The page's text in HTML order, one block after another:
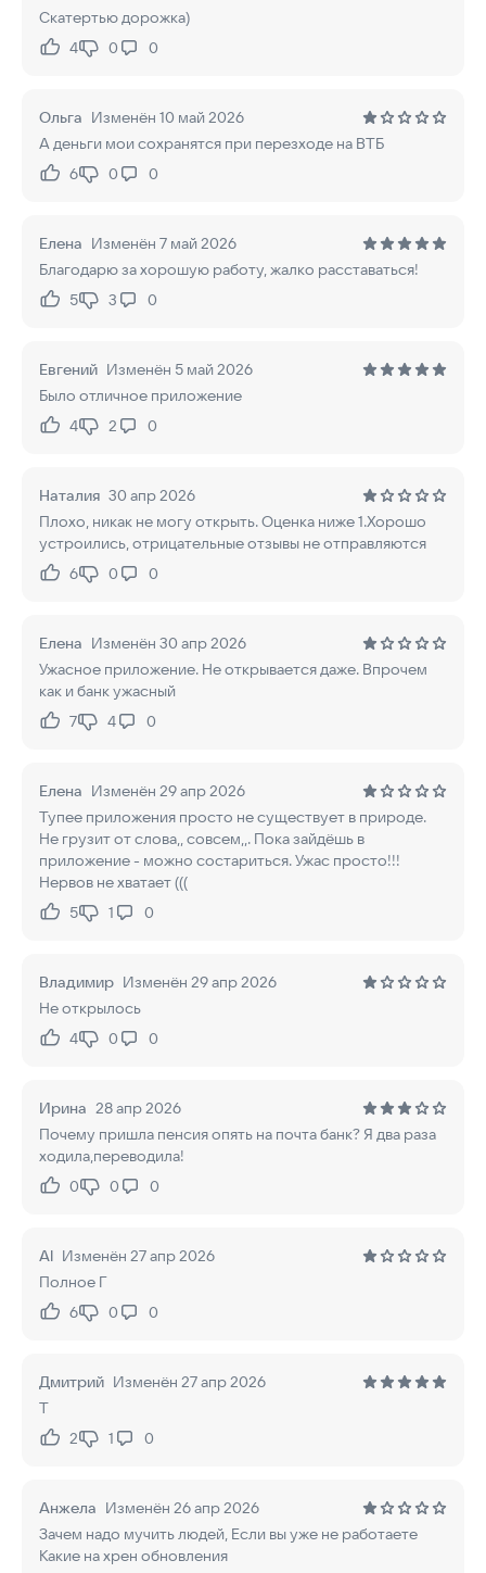
Скатертью дорожка)
Нравится:
4Не нравится:
0 0
Ольга Изменён 10 май 2026
А деньги мои сохранятся при перезходе на ВТБ
Нравится:
6Не нравится:
0 0
Елена Изменён 7 май 2026
Благодарю за хорошую работу, жалко расставаться!
Нравится:
5Не нравится:
3 0
Евгений Изменён 5 май 2026
Было отличное приложение
Нравится:
4Не нравится:
2 0
Наталия 30 апр 2026
Плохо, никак не могу открыть. Оценка ниже 1.Хорошо
устроились, отрицательные отзывы не отправляются
Нравится:
6Не нравится:
0 0
Елена Изменён 30 апр 2026
Ужасное приложение. Не открывается даже. Впрочем
как и банк ужасный
Нравится:
7Не нравится:
4 0
Елена Изменён 29 апр 2026
Тупее приложения просто не существует в природе.
Не грузит от слова,, совсем,,. Пока зайдёшь в
приложение - можно состариться. Ужас просто!!!
Нервов не хватает (((
Нравится:
5Не нравится:
1 0
Владимир Изменён 29 апр 2026
Не открылось
Нравится:
4Не нравится:
0 0
Ирина 28 апр 2026
Почему пришла пенсия опять на почта банк? Я два раза
ходила,переводила!
Нравится:
0Не нравится:
0 0
Al Изменён 27 апр 2026
Полное Г
Нравится:
6Не нравится:
0 0
Дмитрий Изменён 27 апр 2026
Т
Нравится:
2Не нравится:
1 0
Анжела Изменён 26 апр 2026
Зачем надо мучить людей, Если вы уже не работаете
Какие на хрен обновления